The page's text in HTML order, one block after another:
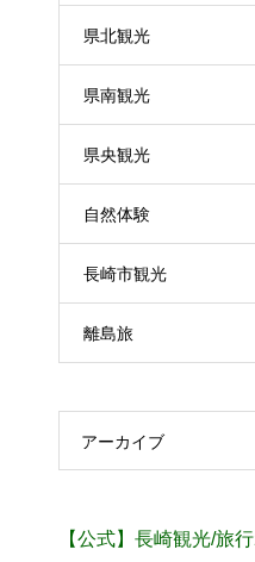
県北観光
県南観光
県央観光
自然体験
長崎市観光
離島旅
アーカイブ
【公式】長崎観光/旅